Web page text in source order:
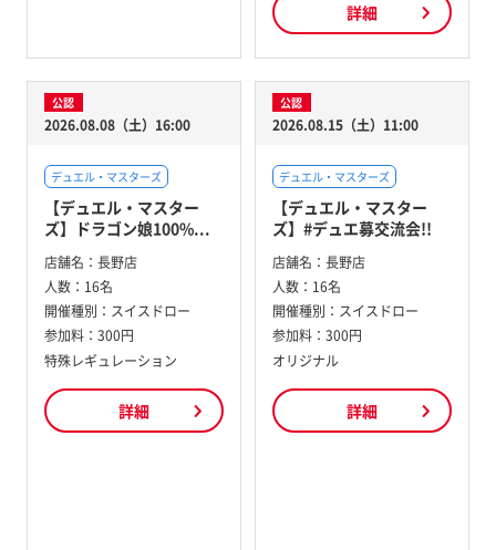
詳細
公認
2026.08.08（土）16:00
デュエル・マスターズ
【デュエル・マスター
ズ】ドラゴン娘100%...
店舗名： 長野店
人数： 16名
開催種別： スイスドロー
参加料： 300円
特殊レギュレーション
詳細
公認
2026.08.15（土）11:00
デュエル・マスターズ
【デュエル・マスター
ズ】#デュエ募交流会!!
店舗名： 長野店
人数： 16名
開催種別： スイスドロー
参加料： 300円
オリジナル
詳細